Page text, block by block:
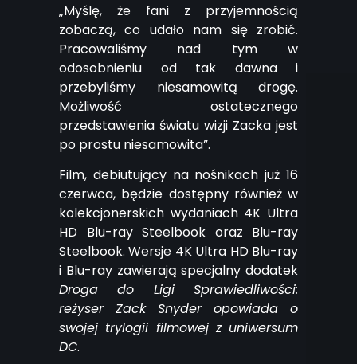
„Myślę, że fani z przyjemnością
zobaczą, co udało nam się zrobić.
Pracowaliśmy nad tym w
odosobnieniu od tak dawna i
przebyliśmy niesamowitą drogę.
Możliwość ostatecznego
przedstawienia światu wizji Zacka jest
po prostu niesamowita”.
Film, debiutujący na nośnikach już 16
czerwca, będzie dostępny również w
kolekcjonerskich wydaniach 4K Ultra
HD Blu-ray Steelbook oraz Blu-ray
Steelbook. Wersje 4K Ultra HD Blu-ray
i Blu-ray zawierają specjalny dodatek
Droga do Ligi Sprawiedliwości:
reżyser Zack Snyder opowiada o
swojej trylogii filmowej z uniwersum
DC.